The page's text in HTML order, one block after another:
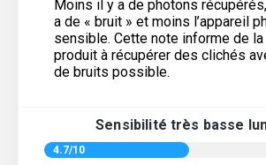
Moins il y a de photons
a de « bruit » et moins l’appareil
sensible. Cette note informe de
produit à récupérer des clichés
de bruits possible.
Sensibilité très basse
4.7/10